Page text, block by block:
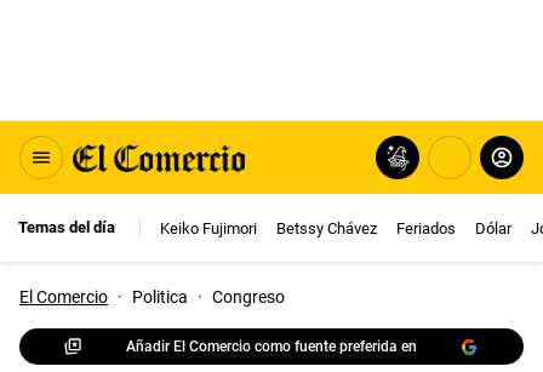
Temas del día Keiko Fujimori Betssy Chávez Feriados Dólar
El Comercio · Politica · Congreso
Añadir El Comercio como fuente preferida en